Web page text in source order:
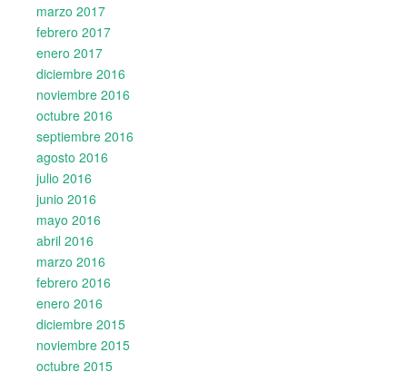
marzo 2017
febrero 2017
enero 2017
diciembre 2016
noviembre 2016
octubre 2016
septiembre 2016
agosto 2016
julio 2016
junio 2016
mayo 2016
abril 2016
marzo 2016
febrero 2016
enero 2016
diciembre 2015
noviembre 2015
octubre 2015